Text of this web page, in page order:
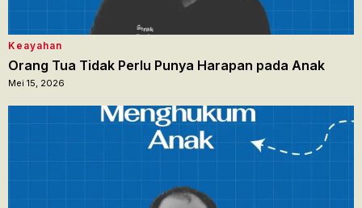
Keayahan
Orang Tua Tidak Perlu Punya Harapan pada Anak
Mei 15, 2026